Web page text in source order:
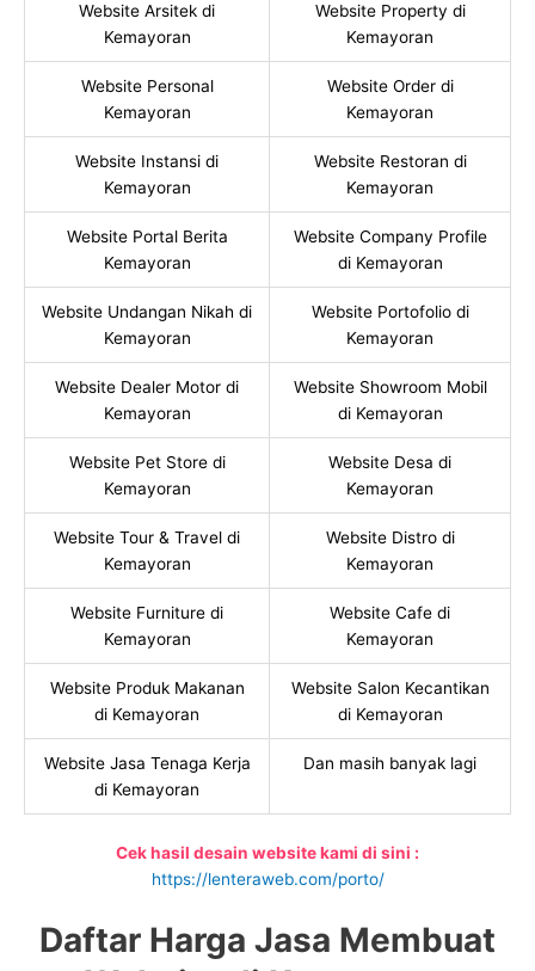
Website Arsitek di
Kemayoran
Website Property di
Kemayoran
Website Personal
Kemayoran
Website Order di
Kemayoran
Website Instansi di
Kemayoran
Website Restoran di
Kemayoran
Website Portal Berita
Kemayoran
Website Company Profile
di Kemayoran
Website Undangan Nikah di
Kemayoran
Website Portofolio di
Kemayoran
Website Dealer Motor di
Kemayoran
Website Showroom Mobil
di Kemayoran
Website Pet Store di
Kemayoran
Website Desa di
Kemayoran
Website Tour & Travel di
Kemayoran
Website Distro di
Kemayoran
Website Furniture di
Kemayoran
Website Cafe di
Kemayoran
Website Produk Makanan
di Kemayoran
Website Salon Kecantikan
di Kemayoran
Website Jasa Tenaga Kerja
di Kemayoran
Dan masih banyak lagi
Cek hasil desain website kami di sini :
https://lenteraweb.com/porto/
Daftar Harga Jasa Membuat